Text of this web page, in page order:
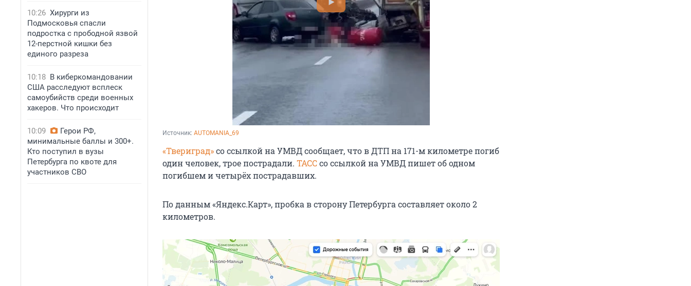
10:26 Хирурги из
Подмосковья спасли
подростка с прободной язвой
12-перстной кишки без
единого разреза
10:18 В киберкомандовании
США расследуют всплеск
самоубийств среди военных
хакеров. Что происходит
10:09
Герои РФ,
минимальные баллы и 300+.
Кто поступил в вузы
Петербурга по квоте для
участников СВО
Источник: AUTOMANIA_69
«Твериград»со ссылкой на УМВД сообщает, что в ДТП на 171-м километре погиб
один человек, трое пострадали. ТАССсо ссылкой на УМВД пишет об одном
погибшем и четырёх пострадавших.
По данным «Яндекс.Карт», пробка в сторону Петербурга составляет около 2
километров.